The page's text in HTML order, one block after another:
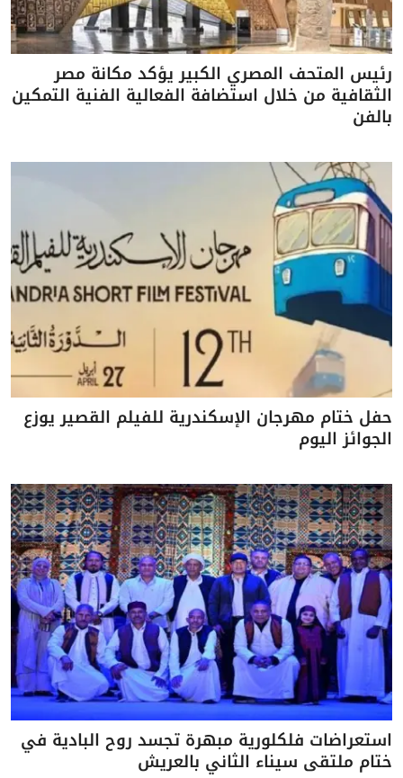
رئيس المتحف المصري الكبير يؤكد مكانة مصر
الثقافية من خلال استضافة الفعالية الفنية التمكين
بالفن
حفل ختام مهرجان الإسكندرية للفيلم القصير يوزع
الجوائز اليوم
استعراضات فلكلورية مبهرة تجسد روح البادية في
ختام ملتقى سيناء الثاني بالعريش